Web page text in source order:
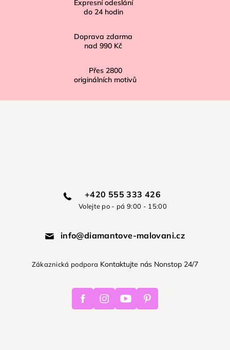
Expresní odeslání
do 24 hodin
Doprava zdarma
nad 990 Kč
Přes 2800
originálních motivů
+420 555 333 426
Volejte po - pá 9:00 - 15:00
info@diamantove-malovani.cz
Zákaznická podpora Kontaktujte nás Nonstop 24/7
FacebookInstagramYoutube Pinterest